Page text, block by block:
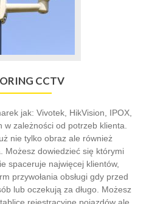
CCTV
jak: Vivotek, HikVision, IPOX,
w zależności od potrzeb klienta.
nie tylko obraz ale również
Możesz dowiedzieć się którymi
spaceruje najwięcej klientów,
przywołania obsługi gdy przed
lub oczekują za długo. Możesz
rejestracyjne pojazdów ale